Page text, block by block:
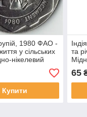
1980 ФАО -
у сільських
нікелевий
ø 39.1mm
Купити
та
6g,
65